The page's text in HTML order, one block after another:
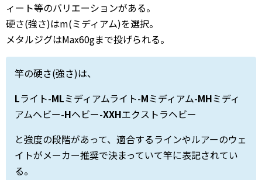
ィート等のバリエーションがある。
硬さ(強さ)はm(ミディアム)を選択。
メタルジグはMax60gまで投げられる。
竿の硬さ(強さ)は、
Lライト-MLミディアムライト-Mミディアム-MHミディ
アムヘビー-Hヘビー-XXHエクストラヘビー
と強度の段階があって、適合するラインやルアーのウェ
イトがメーカー推奨で決まっていて竿に表記されてい
る。